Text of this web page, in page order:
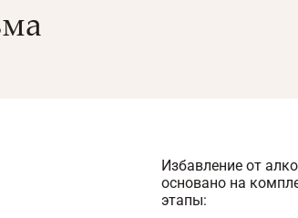
Избавление от
основано на
этапы: